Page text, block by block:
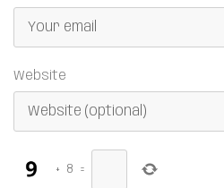
Website
+ 8 =